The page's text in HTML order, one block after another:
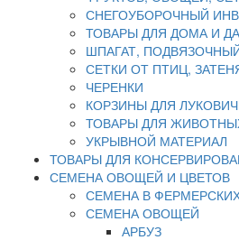
СНЕГОУБОРОЧНЫЙ
ТОВАРЫ ДЛЯ ДОМА И
ШПАГАТ,
СЕТКИ ОТ ПТИЦ,
ЧЕРЕНКИ
КОРЗИНЫ ДЛЯ
ТОВАРЫ ДЛЯ
УКРЫВНОЙ МАТЕРИАЛ
ТОВАРЫ ДЛЯ
СЕМЕНА ОВОЩЕЙ И ЦВЕТОВ
СЕМЕНА В
СЕМЕНА ОВОЩЕЙ
АРБУЗ